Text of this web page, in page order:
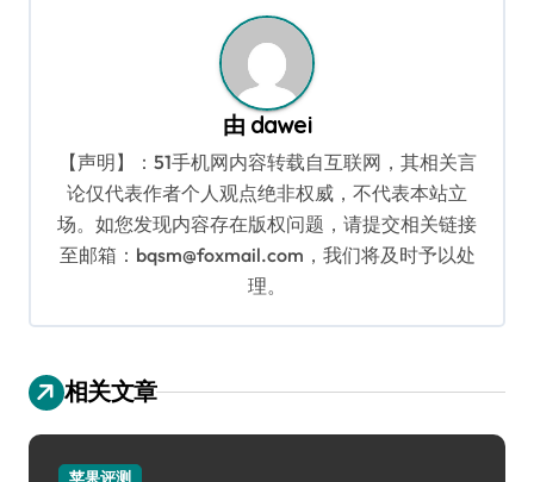
由 dawei
【声明】：51手机网内容转载自互联网，其相关言
论仅代表作者个人观点绝非权威，不代表本站立
场。如您发现内容存在版权问题，请提交相关链接
至邮箱：bqsm@foxmail.com，我们将及时予以处
理。
相关文章
苹果评测